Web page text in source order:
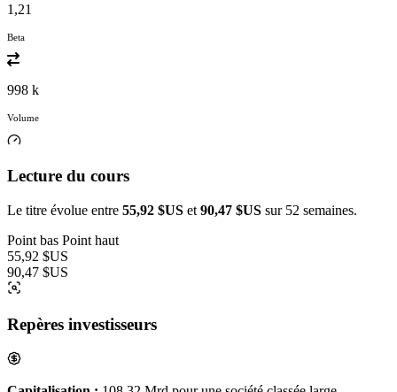
1,21
Beta
998 k
Volume
Lecture du cours
Le titre évolue entre 55,92 $US et 90,47 $US sur 52 semaines.
Point bas Point haut
55,92 $US
90,47 $US
Repères investisseurs